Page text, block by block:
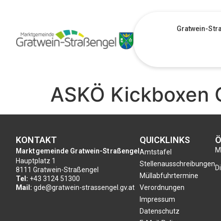
Gratwein-
ASKÖ Kickboxen
KONTAKT
Marktgemeinde Gratwein-Straßengel
Hauptplatz 1
8111 Gratwein-Straßengel
Tel: +43 3124 51300
Mail: gde@gratwein-strassengel.gv.at
QUICKLINKS
Amtstafel
Stellenausschreibungen
Müllabfuhrtermine
Verordnungen
Impressum
Datenschutz